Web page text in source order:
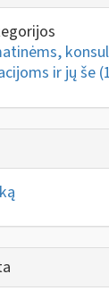
ir jų še